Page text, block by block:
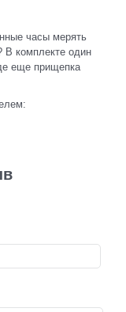
часы мерять
В комплекте один
еще прищепка